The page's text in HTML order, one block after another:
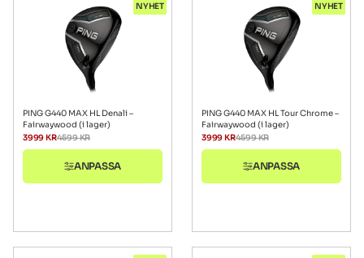
NYHET
PING G440 MAX HL Denali –
Fairwaywood (i lager)
4599KR
3999 KR
ANPASSA
NYHET
PING G440 MAX HL Tour Chrome –
Fairwaywood (i lager)
4599KR
3999 KR
ANPASSA